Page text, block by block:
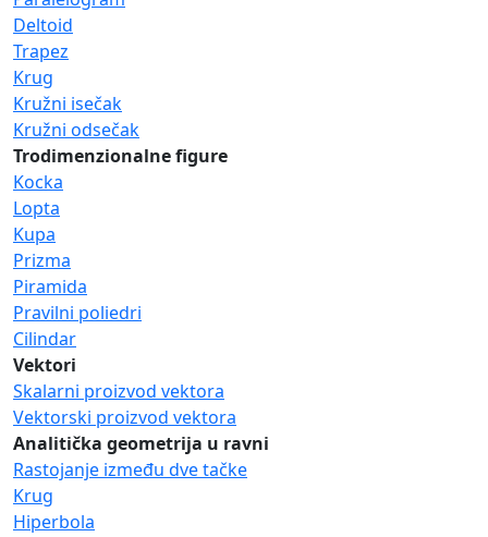
Deltoid
Trapez
Krug
Kružni isečak
Kružni odsečak
Trodimenzionalne figure
Kocka
Lopta
Kupa
Prizma
Piramida
Pravilni poliedri
Cilindar
Vektori
Skalarni proizvod vektora
Vektorski proizvod vektora
Analitička geometrija u ravni
Rastojanje između dve tačke
Krug
Hiperbola